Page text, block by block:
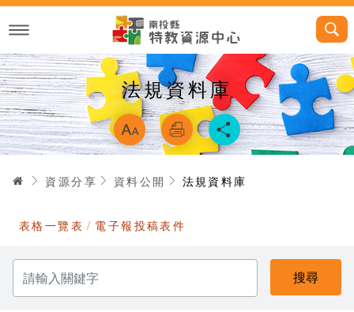
跳
主
內
容
法規資料庫 略過字型切換
首頁資源分享 資料公開 法規資料庫
表格一覽表 電子報投稿表件
請
輸
入
關